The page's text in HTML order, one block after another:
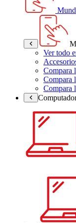
Ver todo
Compara
Compara
Compara